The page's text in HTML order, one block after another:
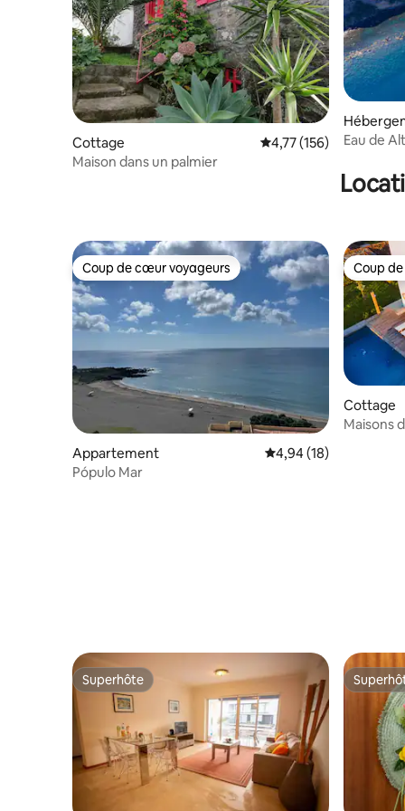
Cottage Évaluation moyenne
4,77 (156)
Maison dans un palmier
Eau de
Coup de cœur voyageurs
Coup de cœur voyageurs
Appartement Évaluation moyenne
4,94 (18)
Pópulo Mar
Coup
Coup
Cottage
Maisons
Superhôte
Superhôte